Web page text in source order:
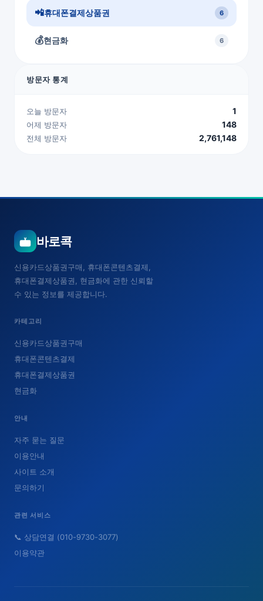
📲휴대폰결제상품권 6
💰현금화 6
방문자 통계
오늘 방문자 1
어제 방문자 148
전체 방문자 2,761,148
바로콕
신용카드상품권구매, 휴대폰콘텐츠결제,
휴대폰결제상품권, 현금화에 관한 신뢰할
수 있는 정보를 제공합니다.
카테고리
신용카드상품권구매
휴대폰콘텐츠결제
휴대폰결제상품권
현금화
안내
자주 묻는 질문
이용안내
사이트 소개
문의하기
관련 서비스
📞 상담연결 (010-9730-3077)
이용약관